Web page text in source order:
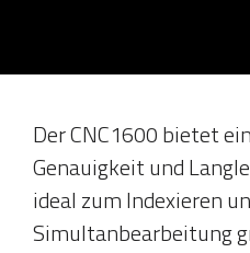
Der CNC1600 bietet
Genauigkeit und
ideal zum Indexieren
Simultanbearbeitung